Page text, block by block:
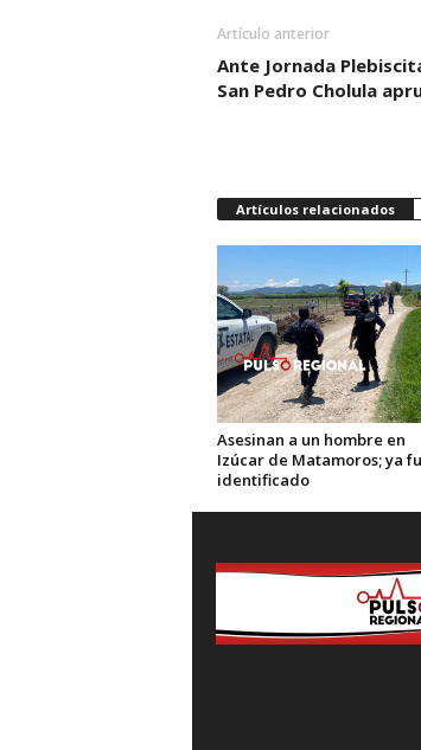
Artículo anterior
Ante Jornada
San Pedro Cholula
Artículos relacionados
Asesinan a un hombre en
Izúcar de Matamoros; ya
identificado